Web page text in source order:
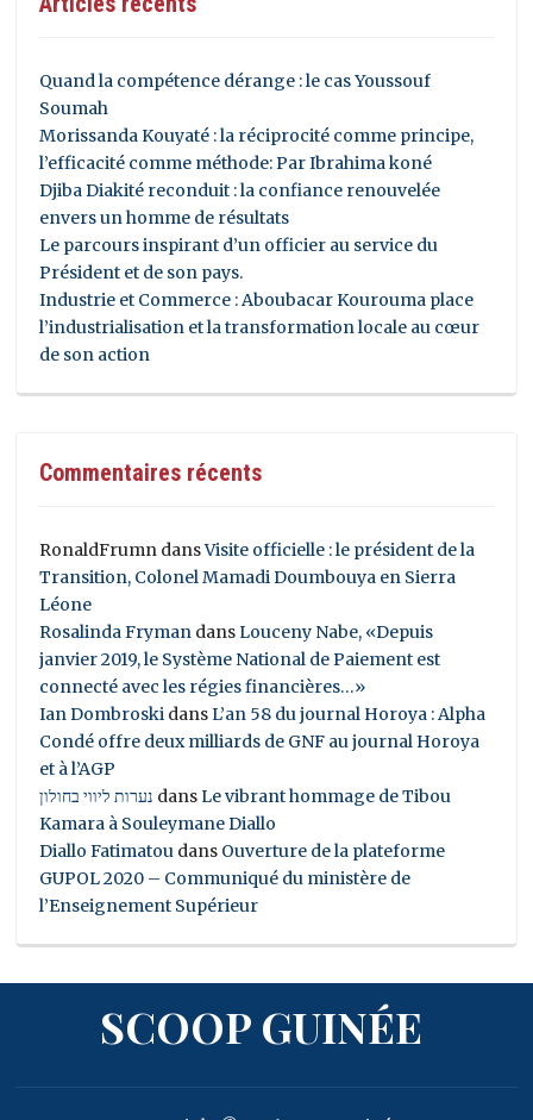
Quand la compétence dérange : le cas Youssouf
Soumah
Morissanda Kouyaté : la réciprocité comme principe,
l’efficacité comme méthode: Par Ibrahima koné
Djiba Diakité reconduit : la confiance renouvelée
envers un homme de résultats
Le parcours inspirant d’un officier au service du
Président et de son pays.
Industrie et Commerce : Aboubacar Kourouma place
l’industrialisation et la transformation locale au cœur
de son action
Commentaires récents
RonaldFrumn dansVisite officielle : le président de la
Transition, Colonel Mamadi Doumbouya en Sierra
Léone
Rosalinda Fryman dansLouceny Nabe, «Depuis
janvier 2019, le Système National de Paiement est
connecté avec les régies financières…»
Ian Dombroski dansL’an 58 du journal Horoya : Alpha
Condé offre deux milliards de GNF au journal Horoya
et à l’AGP
נערות ליווי בחולון dansLe vibrant hommage de Tibou
Kamara à Souleymane Diallo
Diallo Fatimatou dans Ouverture de la plateforme
GUPOL 2020 – Communiqué du ministère de
l’Enseignement Supérieur
SCOOP GUINÉE